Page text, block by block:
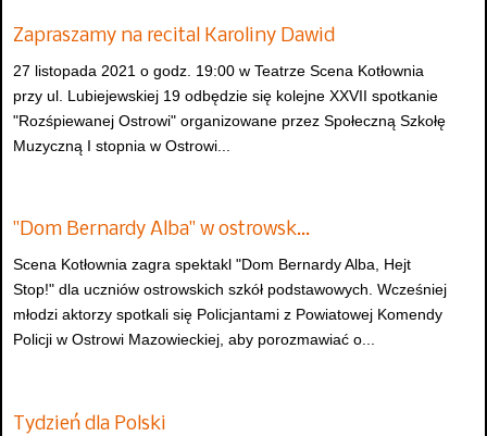
Zapraszamy na recital Karoliny Dawid
27 listopada 2021 o godz. 19:00 w Teatrze Scena Kotłownia
przy ul. Lubiejewskiej 19 odbędzie się kolejne XXVII spotkanie
"Rozśpiewanej Ostrowi" organizowane przez Społeczną Szkołę
Muzyczną I stopnia w Ostrowi...
"Dom Bernardy Alba" w ostrowsk…
Scena Kotłownia zagra spektakl "Dom Bernardy Alba, Hejt
Stop!" dla uczniów ostrowskich szkół podstawowych. Wcześniej
młodzi aktorzy spotkali się Policjantami z Powiatowej Komendy
Policji w Ostrowi Mazowieckiej, aby porozmawiać o...
Tydzień dla Polski